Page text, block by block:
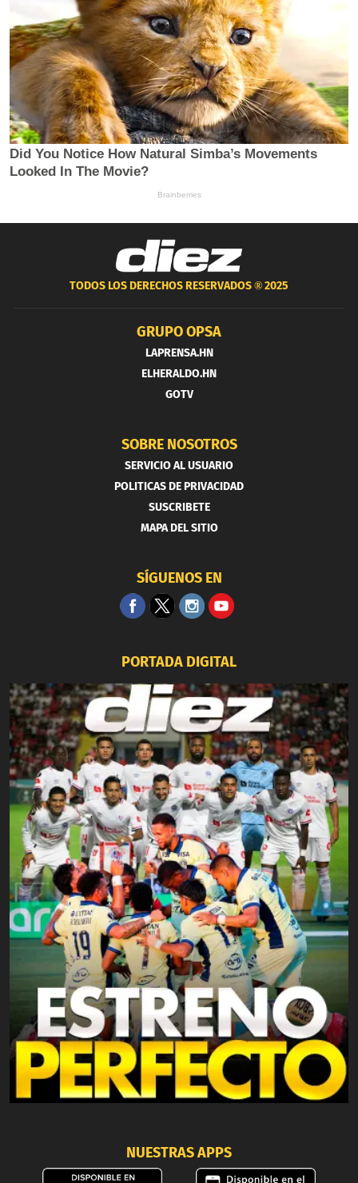
TODOS LOS DERECHOS RESERVADOS ®2025
GRUPO OPSA
LAPRENSA.HN
ELHERALDO.HN
GOTV
SOBRE NOSOTROS
SERVICIO AL USUARIO
POLITICAS DE PRIVACIDAD
SUSCRIBETE
MAPA DEL SITIO
SÍGUENOS EN
PORTADA DIGITAL
NUESTRAS APPS